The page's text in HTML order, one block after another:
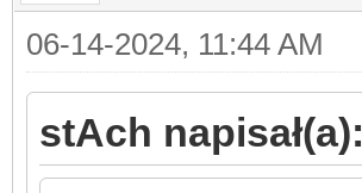
06-14-2024, 11:44 AM
stAch napisał(a):